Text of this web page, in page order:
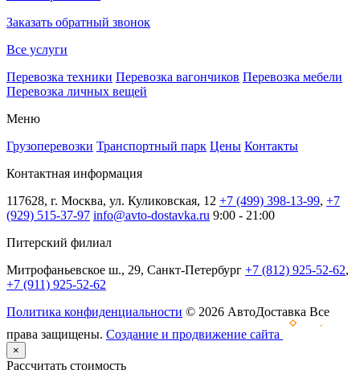
Заказать обратный звонок
Все услуги
Перевозка техники Перевозка вагончиков Перевозка мебели
Перевозка личных вещей
Меню
Грузоперевозки Транспортный парк Цены Контакты
Контактная информация
117628, г. Москва, ул. Куликовская, 12 +7 (499) 398-13-99, +7
(929) 515-37-97 info@avto-dostavka.ru 9:00 - 21:00
Питерский филиал
Митрофаньевское ш., 29, Санкт-Петербург +7 (812) 925-52-62,
+7 (911) 925-52-62
Политика конфиденциальности © 2026 АвтоДоставка Все
права защищены. Создание и продвижение сайта
×
Рассчитать стоимость